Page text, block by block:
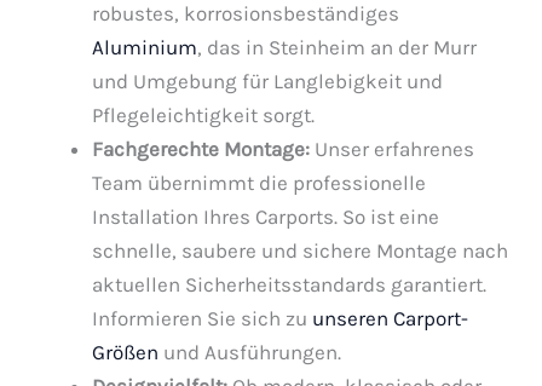
robustes, korrosionsbeständiges
Aluminium, das in Steinheim an der Murr
und Umgebung für Langlebigkeit und
Pflegeleichtigkeit sorgt.
Fachgerechte Montage: Unser erfahrenes
Team übernimmt die professionelle
Installation Ihres Carports. So ist eine
schnelle, saubere und sichere Montage nach
aktuellen Sicherheitsstandards garantiert.
Informieren Sie sich zu unseren Carport-
Größen und Ausführungen.